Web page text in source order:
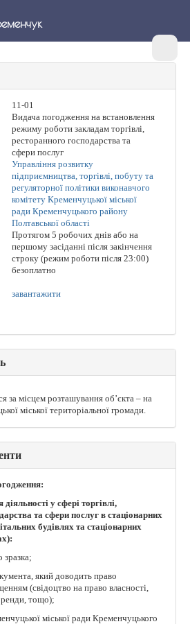
11-01
Видача погодження на встановлення
режиму роботи закладам торгівлі,
ресторанного господарства та
сфери послуг
Управління розвитку
підприємництва, торгівлі, побуту та
регуляторної політики виконавчого
комітету Кременчуцької міської
ради Кременчуцького району
Полтавської області
Протягом 5 робочих днів або на
першому засіданні після закінчення
строку (режим роботи після 23:00)
безоплатно
завантажити
за місцем розташування об’єкта – на
міської територіальної громади.
діяльності у сфері торгівлі,
та сфери послуг в стаціонарних
будівлях та стаціонарних
зразка;
який доводить право
(свідоцтво на право власності,
тощо);
міської ради Кременчуцького